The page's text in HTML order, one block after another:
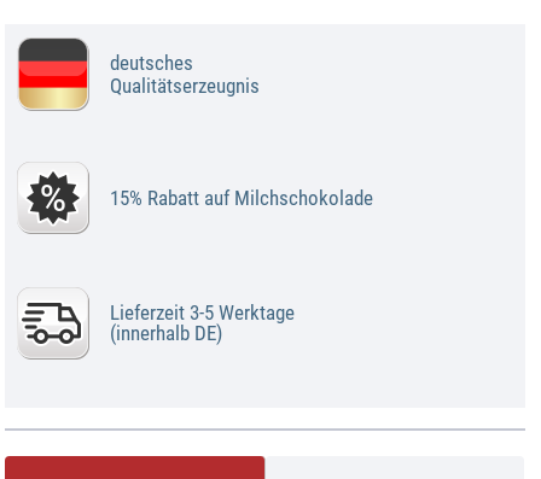
deutsches
Qualitätserzeugnis
15% Rabatt auf Milchschokolade
Lieferzeit 3-5 Werktage
(innerhalb DE)